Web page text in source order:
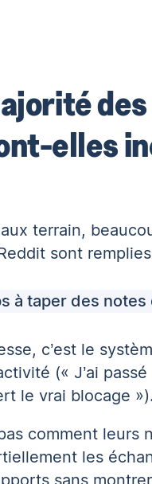
elles
terrain,
sont
à taper des notes
c’est le
(« J’ai
le vrai blocage »).
comment
les
sans